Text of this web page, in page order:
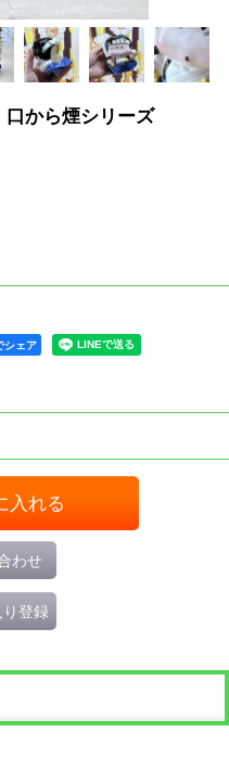
から煙シリーズ
シェア
入れる
わせ
登録